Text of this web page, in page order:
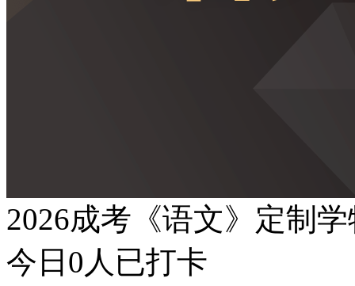
2026成考《语文》定制
今日 0 人已打卡